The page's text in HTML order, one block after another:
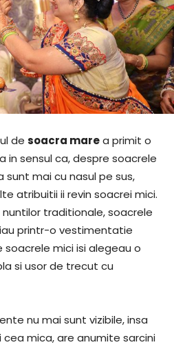
de soacra marea primit o
sensul ca, despre soacrele
sunt mai cu nasul pe sus,
atribuitii ii revin soacrei mici.
traditionale, soacrele
printr-o vestimentatie
mici isi alegeau o
si usor de trecut cu
nu mai sunt vizibile, insa
mica, are anumite sarcini